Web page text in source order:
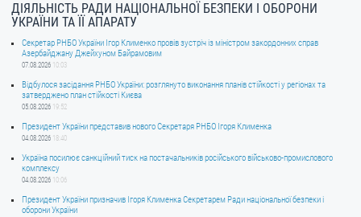
ДОСТУП ДО ПУБЛІЧНОЇ ІНФОРМАЦІЇ
Організація доступу до публічної інформації
Запит на отримання публічної інформації
Облік публічної інформації
Питання запобігання корупції
Публічні закупівлі
Внутрішній аудит
ДЕРЖАВНИЙ РЕЄСТР САНКЦІЙ
ДІЯЛЬНІСТЬ РАДИ НАЦІОНАЛЬНОЇ БЕЗПЕКИ І ОБОРОНИ
УКРАЇНИ ТА ЇЇ АПАРАТУ
Секретар РНБО України Ігор Клименко провів зустріч із міністром закордонних справ
Азербайджану Джейхуном Байрамовим
07.08.2026 10:03
Відбулося засідання РНБО України: розглянуто виконання планів стійкості у регіонах та
затверджено план стійкості Києва
05.08.2026 19:52
Президент України представив нового Секретаря РНБО Ігоря Клименка
04.08.2026 18:40
Україна посилює санкційний тиск на постачальників російського військово-промислового
комплексу
04.08.2026 10:06
Президент України призначив Ігоря Клименка Секретарем Ради національної безпеки і
оборони України